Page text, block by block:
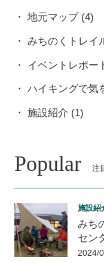
地元マップ(4)
みちのくトレイ
イベントレポー
ハイキングで気
施設紹介 (1)
Popular 注
施設紹
みち
セン
2024/